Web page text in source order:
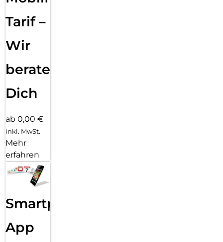
bleibt, z. B. eine furchtlos modische Hülle von CARE by
PanzerGlass. Und wenn du denkst: “Was ist, wenn meine
Kameralinsen zerkratzt werden?” Nun, Hilfe ist nur ein paar
Hülle mit PanzerGlass PicturePerfect oder Hoops.
ausgewählter Produkte aus dem Kernsortiment von
Tarif –
Wir
beraten
Dich
ab 0,00 €
inkl. MwSt.
Mehr
erfahren
Smartphone
App